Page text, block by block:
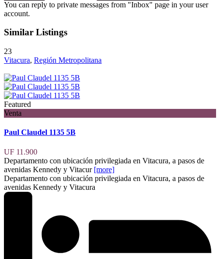
You can reply to private messages from "Inbox" page in your user
account.
Similar Listings
23
Vitacura, Región Metropolitana
Featured
Venta
Paul Claudel 1135 5B
UF 11.900
Departamento con ubicación privilegiada en Vitacura, a pasos de
avenidas Kennedy y Vitacur [more]
Departamento con ubicación privilegiada en Vitacura, a pasos de
avenidas Kennedy y Vitacura